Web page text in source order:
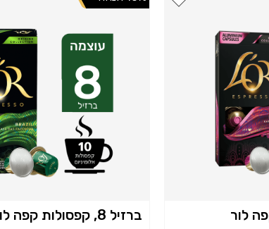
ברזיל 8, קפסולות קפה לור